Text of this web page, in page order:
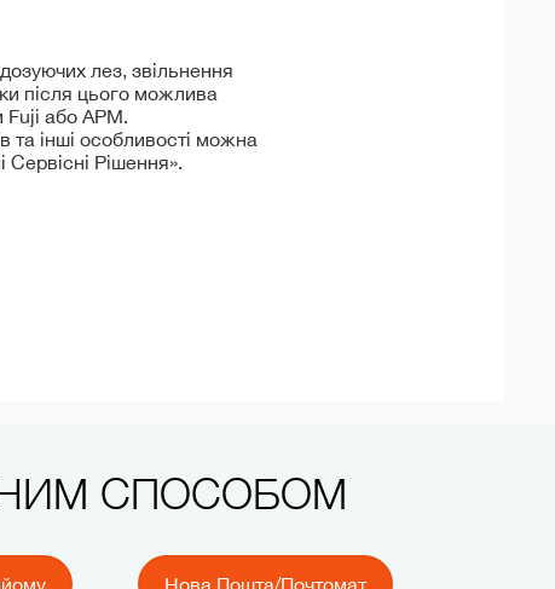
лез, звільнення
після цього можлива
Fuji або APM.
та інші особливості можна
Сервісні Рішення».
СПОСОБОМ
Нова Пошта/Почтомат